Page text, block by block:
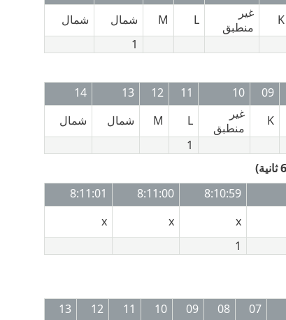
K
غير
منطبق
L
M شمال
شمال
1
09
10
11
12
13
14
K
غير
منطبق
L
M شمال
شمال
1
8:10:59
8:11:00
8:11:01
x
x
x
1
07
08
09
10
11
12
13